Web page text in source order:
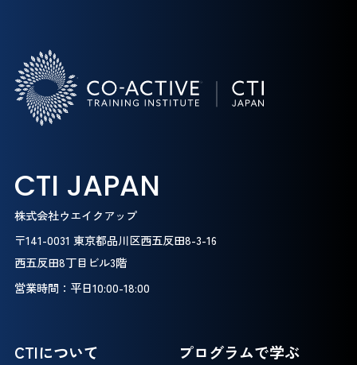
CTI JAPAN
株式会社ウエイクアップ
〒141-0031 東京都品川区西五反田8-3-16
西五反田8丁目ビル3階
営業時間：平日10:00-18:00
CTIについて プログラムで学ぶ